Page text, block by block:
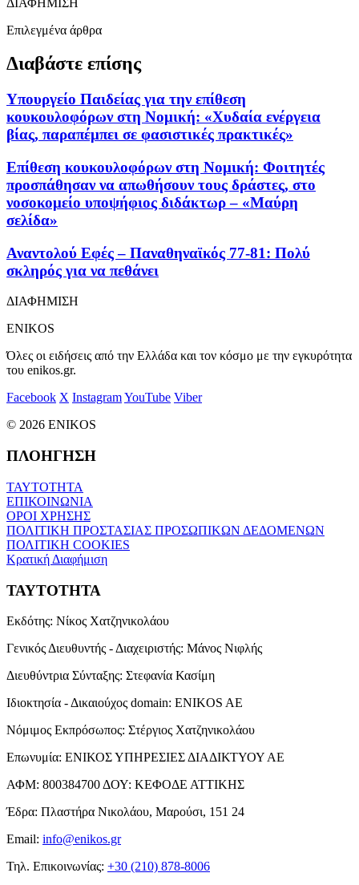
Επιλεγμένα άρθρα
Διαβάστε επίσης
Υπουργείο Παιδείας για την επίθεση
κουκουλοφόρων στη Νομική: «Χυδαία ενέργεια
βίας, παραπέμπει σε φασιστικές πρακτικές»
Επίθεση κουκουλοφόρων στη Νομική: Φοιτητές
προσπάθησαν να απωθήσουν τους δράστες, στο
νοσοκομείο υποψήφιος διδάκτωρ – «Μαύρη
σελίδα»
Αναντολού Εφές – Παναθηναϊκός 77-81: Πολύ
σκληρός για να πεθάνει
ΔΙΑΦΗΜΙΣΗ
ENIKOS
Όλες οι ειδήσεις από την Ελλάδα και τον κόσμο με την εγκυρότητα
του enikos.gr.
Facebook X InstagramYouTube Viber
© 2026 ENIKOS
ΠΛΟΗΓΗΣΗ
ΤΑΥΤΟΤΗΤΑ
ΕΠΙΚΟΙΝΩΝΙΑ
ΟΡΟΙ ΧΡΗΣΗΣ
ΠΟΛΙΤΙΚΗ ΠΡΟΣΤΑΣΙΑΣ ΠΡΟΣΩΠΙΚΩΝ ΔΕΔΟΜΕΝΩΝ
ΠΟΛΙΤΙΚΗ COOKIES
Κρατική Διαφήμιση
ΤΑΥΤΟΤΗΤΑ
Εκδότης: Νίκος Χατζηνικολάου
Γενικός Διευθυντής - Διαχειριστής: Μάνος Νιφλής
Διευθύντρια Σύνταξης: Στεφανία Κασίμη
Ιδιοκτησία - Δικαιούχος domain: ENIKOS AE
Νόμιμος Εκπρόσωπος: Στέργιος Χατζηνικολάου
Επωνυμία: ΕΝΙΚΟΣ ΥΠΗΡΕΣΙΕΣ ΔΙΑΔΙΚΤΥΟΥ ΑΕ
ΑΦΜ: 800384700 ΔΟΥ: ΚΕΦΟΔΕ ΑΤΤΙΚΗΣ
Έδρα: Πλαστήρα Νικολάου, Μαρούσι, 151 24
Email: info@enikos.gr
Τηλ. Επικοινωνίας: +30 (210) 878-8006